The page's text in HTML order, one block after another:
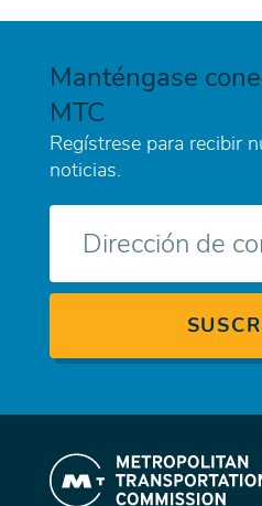
Manténgase
MTC
Regístrese para recibir
noticias.
electrónico